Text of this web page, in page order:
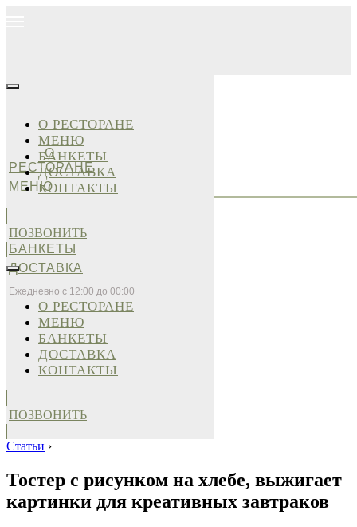
О
РЕСТОРАНЕ
МЕНЮ
БАНКЕТЫ
ДОСТАВКА
Ежедневно с 12:00 до 00:00
О РЕСТОРАНЕ
МЕНЮ
БАНКЕТЫ
ДОСТАВКА
КОНТАКТЫ
ПОЗВОНИТЬ
О РЕСТОРАНЕ
МЕНЮ
БАНКЕТЫ
ДОСТАВКА
КОНТАКТЫ
ПОЗВОНИТЬ
Статьи ›
Тостер с рисунком на хлебе, выжигает
картинки для креативных завтраков